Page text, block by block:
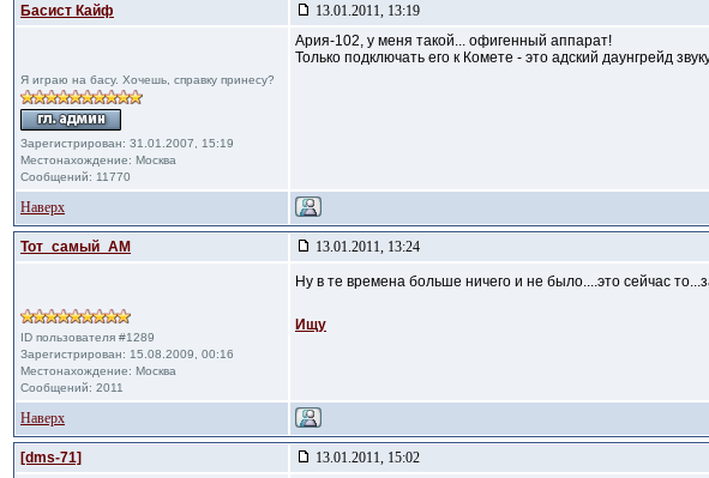
Басист Кайф 13.01.2011, 13:19
Я играю на басу. Хочешь, справку принесу?
Зарегистрирован: 31.01.2007, 15:19
Местонахождение: Москва
Сообщений: 11770
Ария-102, у меня такой... офигенный аппарат!
Только подключать его к Комете - это адский даунгрейд
Наверх
Тот_самый_АМ 13.01.2011, 13:24
ID пользователя #1289
Зарегистрирован: 15.08.2009, 00:16
Местонахождение: Москва
Сообщений: 2011
Ну в те времена больше ничего и не было....это сейчас
Ищу
Наверх
[dms-71] 13.01.2011, 15:02